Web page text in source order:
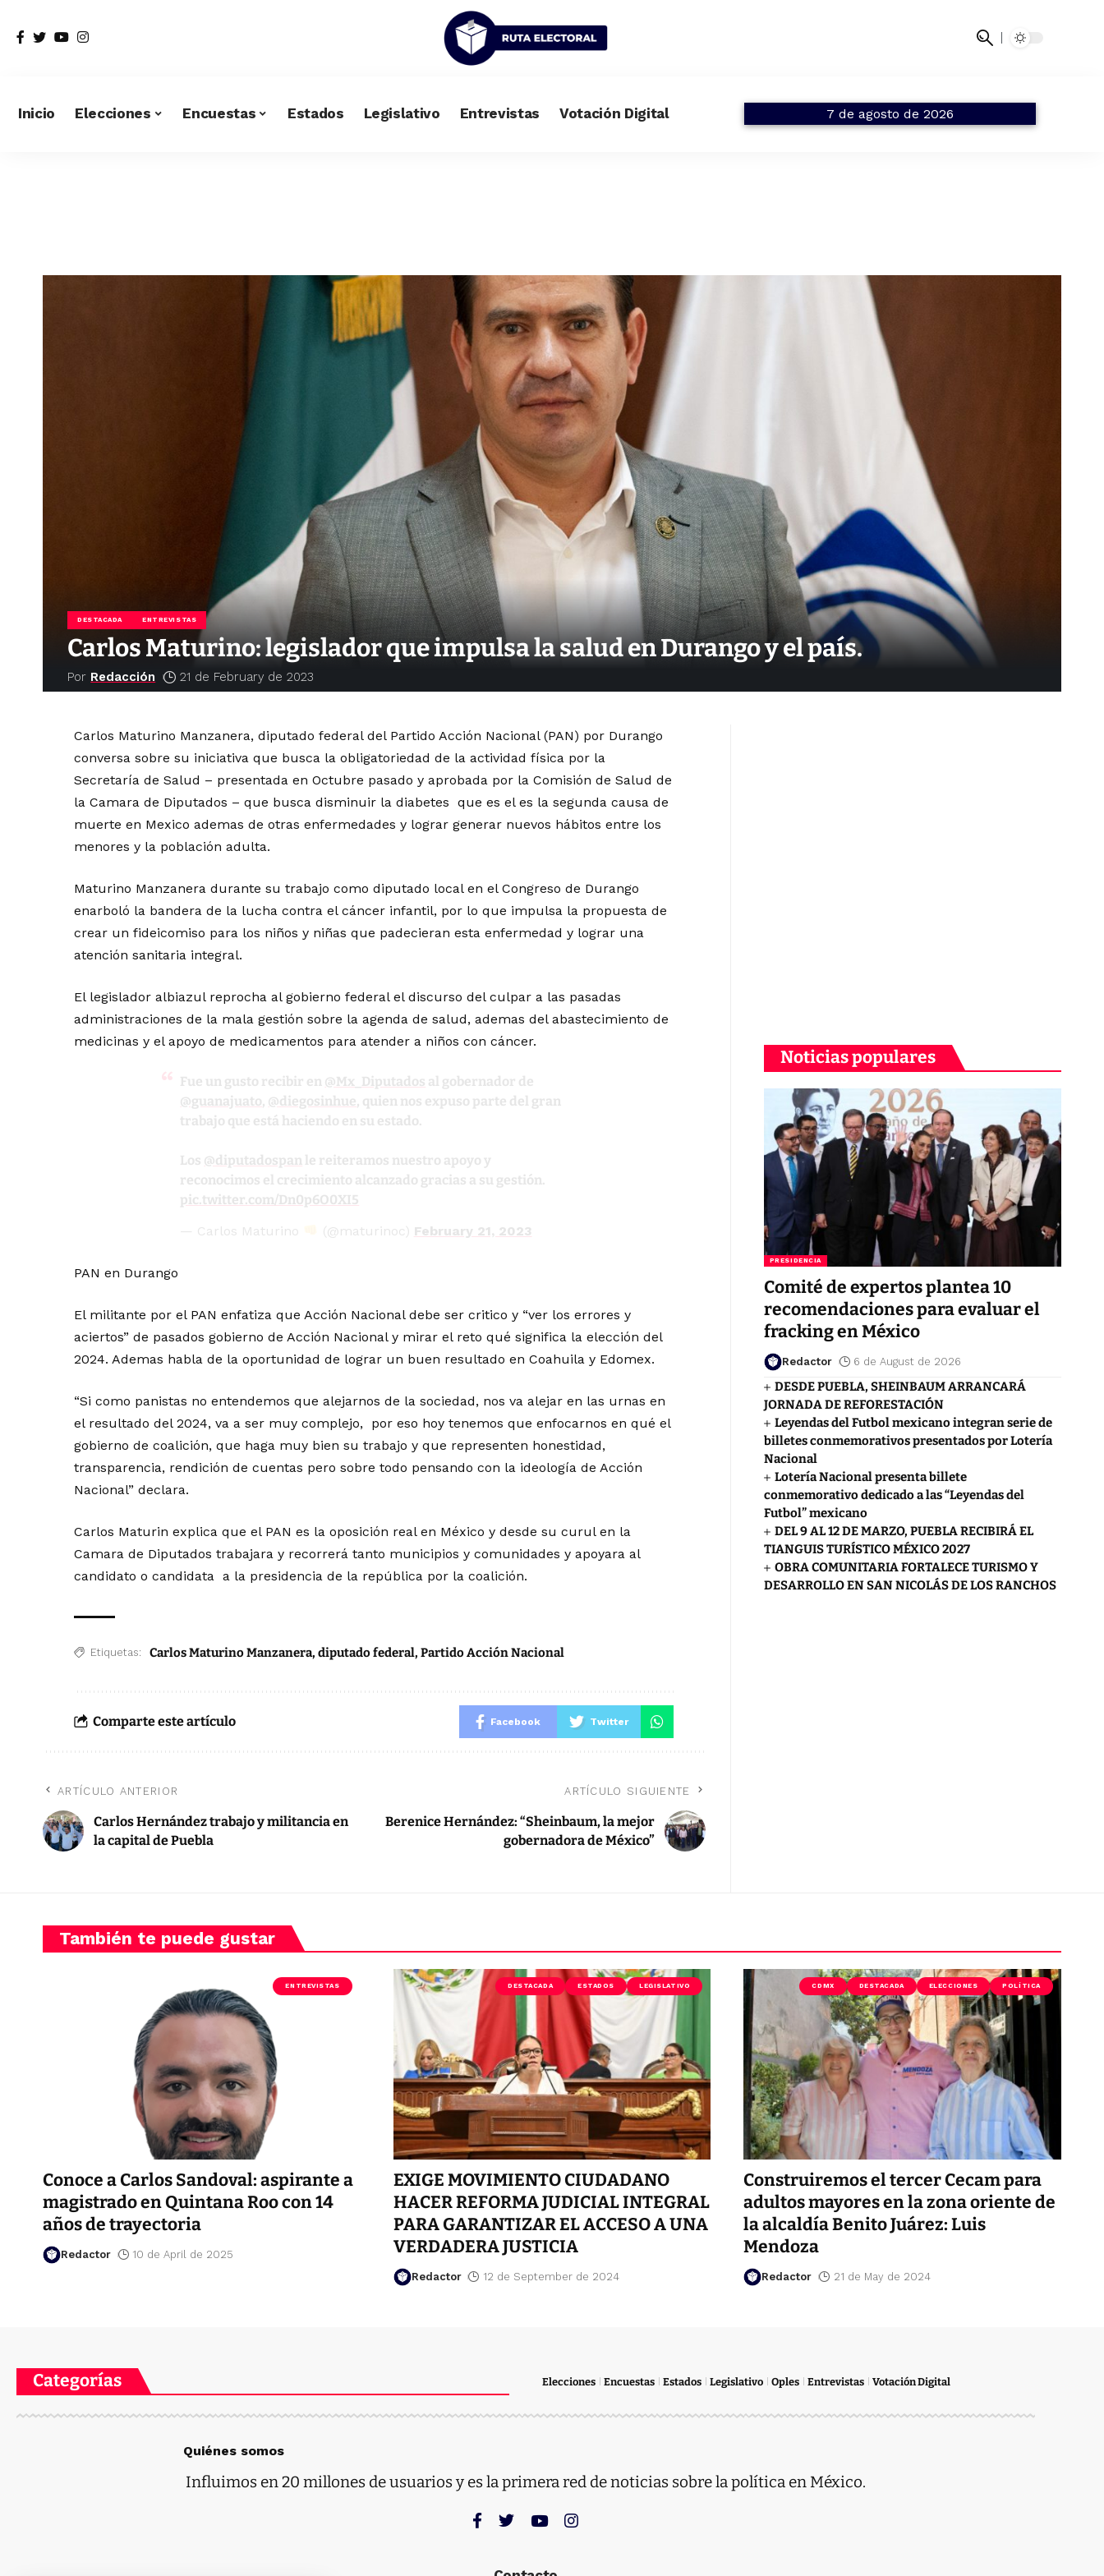
Inicio Elecciones Encuestas Estados Legislativo Entrevistas Votación Digital 7 de agosto de 2026
DESTACADA ENTREVISTAS
Carlos Maturino: legislador que impulsa la salud en Durango y el país.
Por Redacción 21 de February de 2023
Carlos Maturino Manzanera, diputado federal del Partido Acción Nacional (PAN) por Durango
conversa sobre su iniciativa que busca la obligatoriedad de la actividad física por la
Secretaría de Salud – presentada en Octubre pasado y aprobada por la Comisión de Salud de
la Camara de Diputados – que busca disminuir la diabetes que es el es la segunda causa de
muerte en Mexico ademas de otras enfermedades y lograr generar nuevos hábitos entre los
menores y la población adulta.
Maturino Manzanera durante su trabajo como diputado local en el Congreso de Durango
enarboló la bandera de la lucha contra el cáncer infantil, por lo que impulsa la propuesta de
crear un fideicomiso para los niños y niñas que padecieran esta enfermedad y lograr una
atención sanitaria integral.
El legislador albiazul reprocha al gobierno federal el discurso del culpar a las pasadas
administraciones de la mala gestión sobre la agenda de salud, ademas del abastecimiento de
medicinas y el apoyo de medicamentos para atender a niños con cáncer.
Fue un gusto recibir en @Mx_Diputados al gobernador de
@guanajuato, @diegosinhue, quien nos expuso parte del gran
trabajo que está haciendo en su estado.
Los @diputadospan le reiteramos nuestro apoyo y
reconocimos el crecimiento alcanzado gracias a su gestión.
pic.twitter.com/Dn0p6O0XI5
— Carlos Maturino
(@maturinoc) February 21, 2023
PAN en Durango
El militante por el PAN enfatiza que Acción Nacional debe ser critico y “ver los errores y
aciertos” de pasados gobierno de Acción Nacional y mirar el reto qué significa la elección del
2024. Ademas habla de la oportunidad de lograr un buen resultado en Coahuila y Edomex.
“Si como panistas no entendemos que alejarnos de la sociedad, nos va alejar en las urnas en
el resultado del 2024, va a ser muy complejo, por eso hoy tenemos que enfocarnos en qué el
gobierno de coalición, que haga muy bien su trabajo y que representen honestidad,
transparencia, rendición de cuentas pero sobre todo pensando con la ideología de Acción
Nacional” declara.
Carlos Maturin explica que el PAN es la oposición real en México y desde su curul en la
Camara de Diputados trabajara y recorrerá tanto municipios y comunidades y apoyara al
candidato o candidata a la presidencia de la república por la coalición.
Etiquetas: Carlos Maturino Manzanera,diputado federal,Partido Acción Nacional
Comparte este artículo Facebook Twitter
ARTÍCULO ANTERIOR
Carlos Hernández trabajo y militancia en
la capital de Puebla
ARTÍCULO SIGUIENTE
Berenice Hernández: “Sheinbaum, la mejor
gobernadora de México”
Noticias populares
PRESIDENCIA
Comité de expertos plantea 10
recomendaciones para evaluar el
fracking en México
Redactor 6 de August de 2026
DESDE PUEBLA, SHEINBAUM ARRANCARÁ
JORNADA DE REFORESTACIÓN
Leyendas del Futbol mexicano integran serie de
billetes conmemorativos presentados por Lotería
Nacional
Lotería Nacional presenta billete
conmemorativo dedicado a las “Leyendas del
Futbol” mexicano
DEL 9 AL 12 DE MARZO, PUEBLA RECIBIRÁ EL
TIANGUIS TURÍSTICO MÉXICO 2027
OBRA COMUNITARIA FORTALECE TURISMO Y
DESARROLLO EN SAN NICOLÁS DE LOS RANCHOS
También te puede gustar
ENTREVISTAS
Conoce a Carlos Sandoval: aspirante a
magistrado en Quintana Roo con 14
años de trayectoria
Redactor 10 de April de 2025
DESTACADA ESTADOS LEGISLATIVO
EXIGE MOVIMIENTO CIUDADANO
HACER REFORMA JUDICIAL INTEGRAL
PARA GARANTIZAR EL ACCESO A UNA
VERDADERA JUSTICIA
Redactor 12 de September de 2024
CDMX DESTACADA ELECCIONES POLÍTICA
Construiremos el tercer Cecam para
adultos mayores en la zona oriente de
la alcaldía Benito Juárez: Luis
Mendoza
Redactor 21 de May de 2024
Categorías Elecciones Encuestas Estados Legislativo Oples Entrevistas Votación Digital
Quiénes somos
Influimos en 20 millones de usuarios y es la primera red de noticias sobre la política en México.